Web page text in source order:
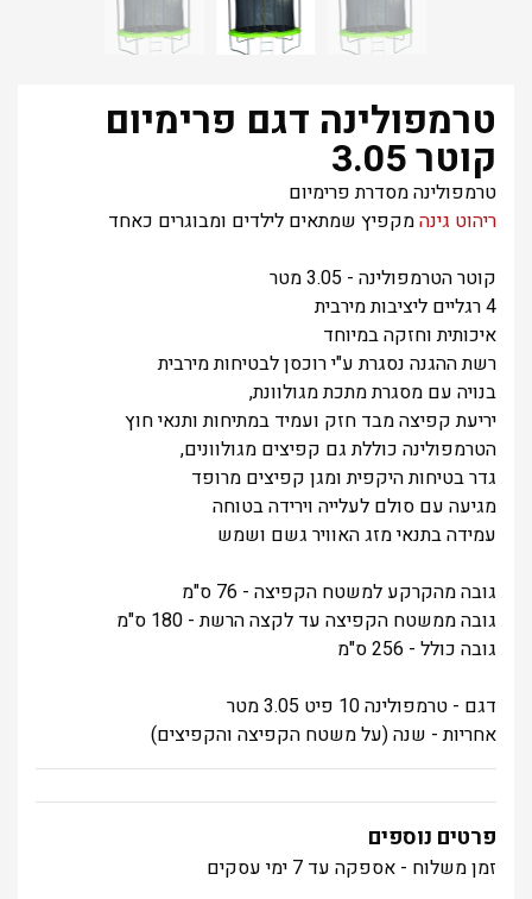
טרמפולינה דגם פרימיום
קוטר 3.05
טרמפולינה מסדרת פרימיום
ריהוט גינהמקפיץ שמתאים לילדים ומבוגרים כאחד
קוטר הטרמפולינה - 3.05 מטר
4 רגליים ליציבות מירבית
איכותית וחזקה במיוחד
רשת ההגנה נסגרת ע"י רוכסן לבטיחות מירבית
בנויה עם מסגרת מתכת מגולוונת,
יריעת קפיצה מבד חזק ועמיד במתיחות ותנאי חוץ
הטרמפולינה כוללת גם קפיצים מגולוונים,
גדר בטיחות היקפית ומגן קפיצים מרופד
מגיעה עם סולם לעלייה וירידה בטוחה
עמידה בתנאי מזג האוויר גשם ושמש
גובה מהקרקע למשטח הקפיצה - 76 ס"מ
גובה ממשטח הקפיצה עד לקצה הרשת - 180 ס"מ
גובה כולל - 256 ס"מ
דגם - טרמפולינה 10 פיט 3.05 מטר
אחריות - שנה (על משטח הקפיצה והקפיצים)
פרטים נוספים
זמן משלוח - אספקה עד 7 ימי עסקים